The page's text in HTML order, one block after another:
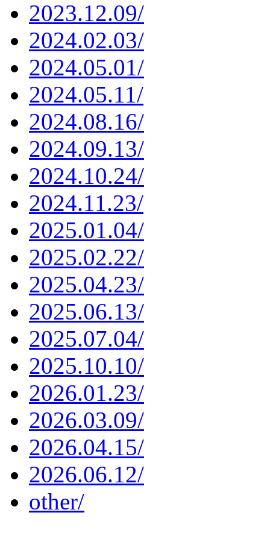
2023.12.09/
2024.02.03/
2024.05.01/
2024.05.11/
2024.08.16/
2024.09.13/
2024.10.24/
2024.11.23/
2025.01.04/
2025.02.22/
2025.04.23/
2025.06.13/
2025.07.04/
2025.10.10/
2026.01.23/
2026.03.09/
2026.04.15/
2026.06.12/
other/